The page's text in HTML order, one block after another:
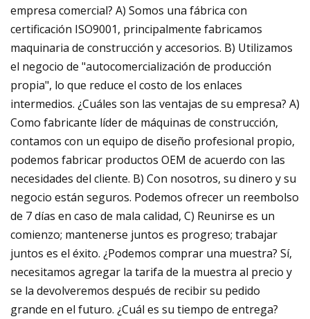
empresa comercial? A) Somos una fábrica con
certificación ISO9001, principalmente fabricamos
maquinaria de construcción y accesorios. B) Utilizamos
el negocio de "autocomercialización de producción
propia", lo que reduce el costo de los enlaces
intermedios. ¿Cuáles son las ventajas de su empresa? A)
Como fabricante líder de máquinas de construcción,
contamos con un equipo de diseño profesional propio,
podemos fabricar productos OEM de acuerdo con las
necesidades del cliente. B) Con nosotros, su dinero y su
negocio están seguros. Podemos ofrecer un reembolso
de 7 días en caso de mala calidad, C) Reunirse es un
comienzo; mantenerse juntos es progreso; trabajar
juntos es el éxito. ¿Podemos comprar una muestra? Sí,
necesitamos agregar la tarifa de la muestra al precio y
se la devolveremos después de recibir su pedido
grande en el futuro. ¿Cuál es su tiempo de entrega?